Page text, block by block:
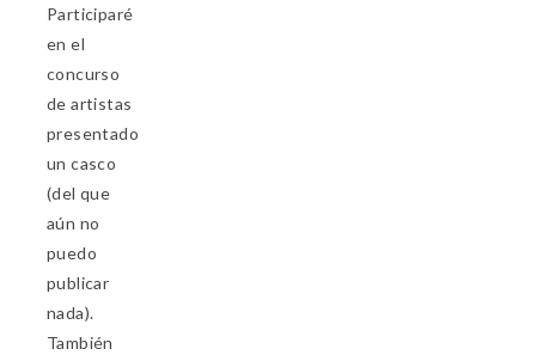
Participaré
en el
concurso
de artistas
presentado
un casco
(del que
aún no
puedo
publicar
nada).
También